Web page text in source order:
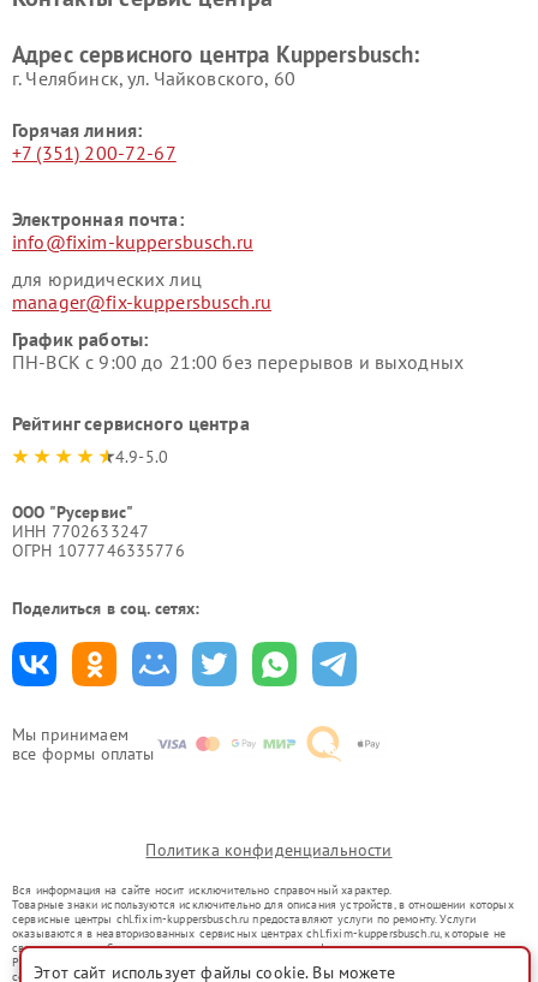
Мы принимаем
все формы оплаты
Ремонт сушильных машин Kuppersbusch
Адрес сервисного центра Kuppersbusch:
г. Челябинск, ул. Чайковского, 60
Горячая линия:
+7 (351) 200-72-67
Электронная почта:
info@fixim-kuppersbusch.ru
для юридических лиц
manager@fix-kuppersbusch.ru
График работы:
ПН-ВСК с 9:00 до 21:00 без перерывов и выходных
Рейтинг сервисного центра
4.9-5.0
ООО "Русервис"
ИНН 7702633247
ОГРН 1077746335776
Поделиться в соц. сетях:
Политика конфиденциальности
Вся информация на сайте носит исключительно справочный характер.
Товарные знаки используются исключительно для описания устройств, в отношении которых
сервисные центры chl.fixim-kuppersbusch.ru предоставляют услуги по ремонту. Услуги
оказываются в неавторизованных сервисных центрах chl.fixim-kuppersbusch.ru, которые не
связаны с правообладателями товарных знаков или их официальными представителями.
Ремонт осуществляется для устройств, уже введенных в гражданский оборот в соответствии
со статьей 1487 ГК РФ.
Этот сайт использует файлы cookie. Вы можете